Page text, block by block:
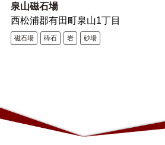
泉山磁石場
西松浦郡有田町泉山1丁目
磁石場 砕石 岩 砂場